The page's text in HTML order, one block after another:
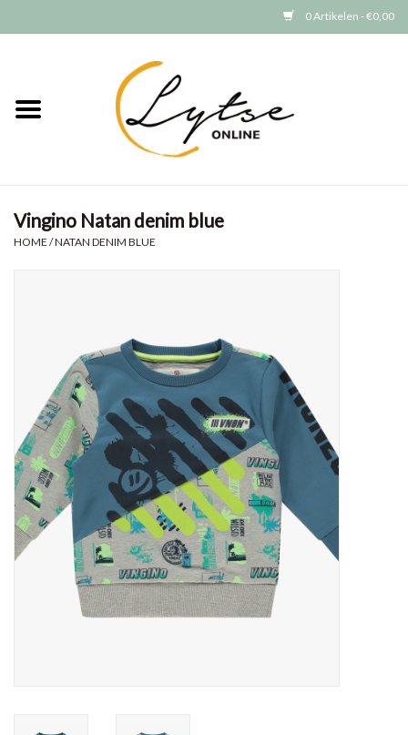
0 Artikelen - €0,00
Meisjes
GRATIS VERZENDEN (vanaf EUR
Vingino Natan denim blue
HOME /NATAN DENIM BLUE